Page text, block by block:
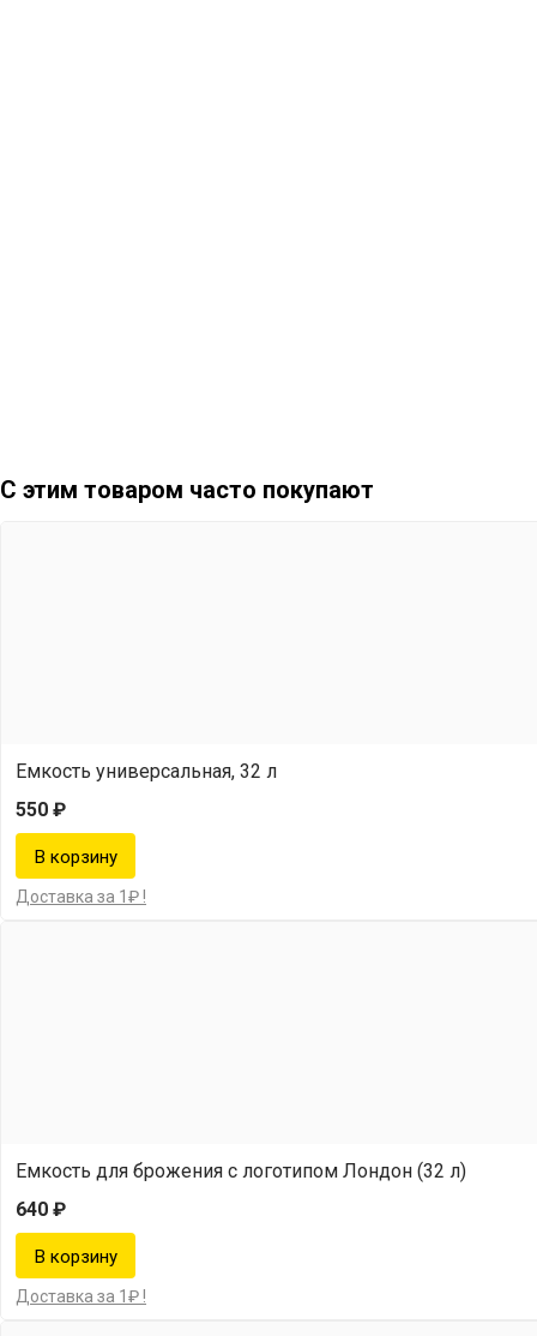
С этим товаром часто покупают
Емкость универсальная, 32 л
550 ₽
Доставка за 1₽ !
Емкость для брожения с логотипом Лондон (32 л)
640 ₽
Доставка за 1₽ !